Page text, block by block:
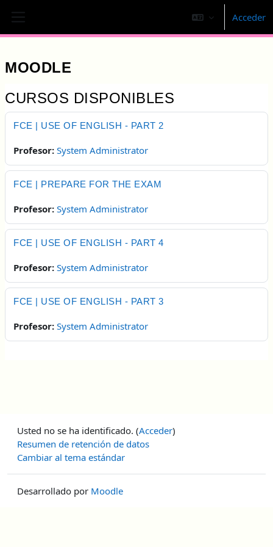
Panel lateral
Acceder
MOODLE
CURSOS DISPONIBLES
FCE | USE OF ENGLISH - PART 2
Profesor: System Administrator
FCE | PREPARE FOR THE EXAM
Profesor: System Administrator
FCE | USE OF ENGLISH - PART 4
Profesor: System Administrator
FCE | USE OF ENGLISH - PART 3
Profesor: System Administrator
Usted no se ha identificado. (Acceder)
Resumen de retención de datos
Cambiar al tema estándar
Desarrollado por Moodle